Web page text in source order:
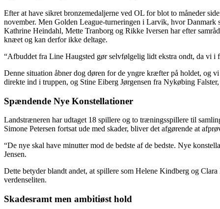
Efter at have sikret bronzemedaljerne ved OL for blot to måneder
november. Men Golden League-turneringen i Larvik, hvor
Kathrine Heindahl, Mette Tranborg og Rikke Iversen har efter
knæet og kan derfor ikke deltage.
“Afbuddet fra Line Haugsted gør selvfølgelig lidt ekstra ondt, da vi i
Denne situation åbner dog døren for de yngre kræfter på holdet, og
direkte ind i truppen, og Stine Eiberg Jørgensen fra Nykøbing
Spændende Nye Konstellationer
Landstræneren har udtaget 18 spillere og to træningsspillere til
Simone Petersen fortsat ude med skader, bliver det afgørende at
“De nye skal have minutter mod de bedste af de bedste. Nye
Jensen.
Dette betyder blandt andet, at spillere som Helene Kindberg og
verdenseliten.
Skadesramt men ambitiøst hold